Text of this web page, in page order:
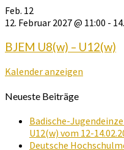
Feb. 12
12. Februar 2027 @ 11:00 -
BJEM U8(w) – U12(w)
Kalender anzeigen
Neueste Beiträge
Badische-
U12(w) vom 12-
Deutsche